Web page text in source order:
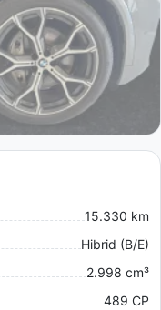
15.330 km
Hibrid (B/E)
2.998 cm³
489 CP